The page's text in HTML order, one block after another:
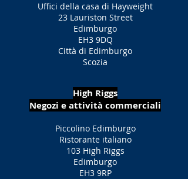
Uffici della casa di Hayweight
23 Lauriston Street
Edimburgo
EH3 9DQ
Città di Edimburgo
Scozia
High Riggs
Negozi e attività commerciali
Piccolino Edimburgo
Ristorante italiano
103 High Riggs
Edimburgo
EH3 9RP